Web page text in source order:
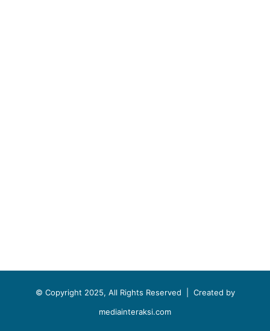
© Copyright 2025, All Rights Reserved | Created by
mediainteraksi.com